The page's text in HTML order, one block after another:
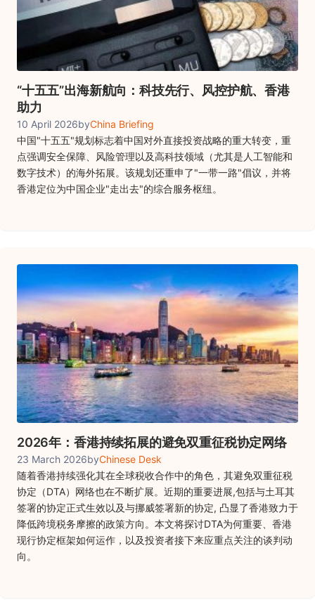
“十五五”出海新航向：科技先行、风控护航、香港
助力
10 April 2026byChina Briefing
中国"十五五"规划标志着中国对外直接投资战略的重大转变，重
点强调安全保障、风险管理以及高科技领域（尤其是人工智能和
数字技术）的海外拓展。该规划还重申了"一带一路"倡议，并将
香港定位为中国企业"走出去"的综合服务枢纽。
2026年：香港持续拓展的避免双重征税协定网络
23 March 2026byChinese Desk
随着香港持续强化其在全球税收合作中的角色，其避免双重征税
协定（DTA）网络也在不断扩展。近期的重要进展,包括与土耳其
签署的协定正式生效以及与挪威签署新的协定, 凸显了香港致力于
降低跨境税务摩擦的政策方向。本文将探讨DTA为何重要、香港
现行协定框架如何运作，以及投资者接下来应重点关注的谈判动
向。